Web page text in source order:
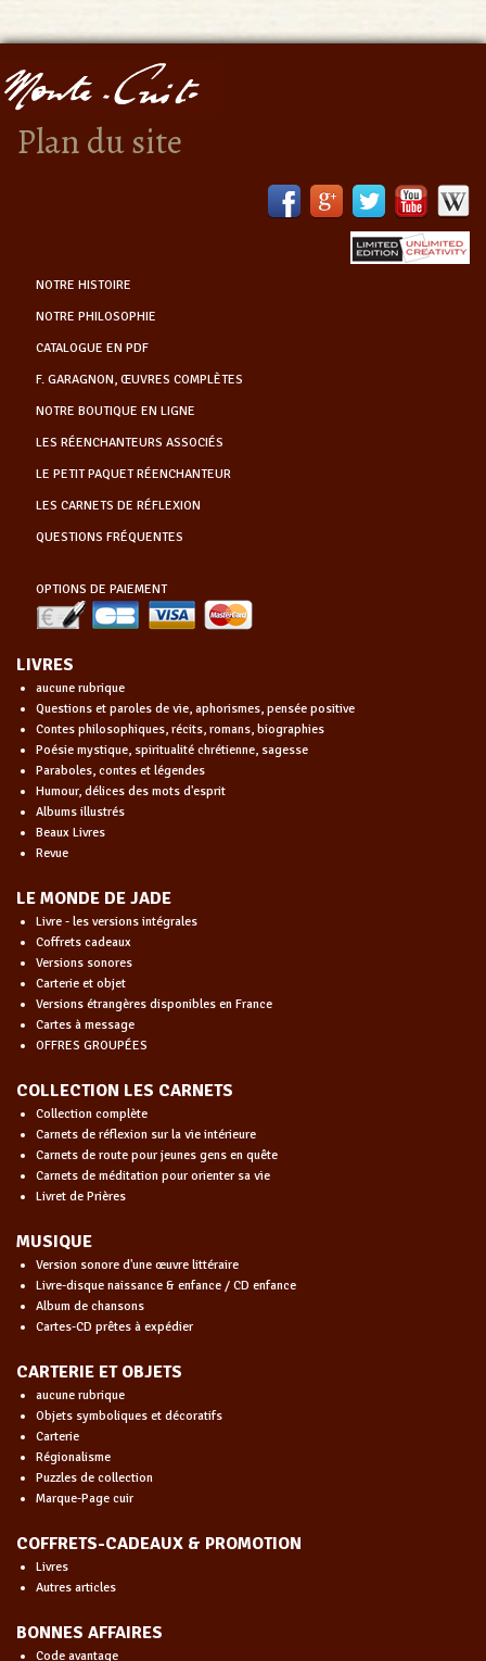
Plan du site
NOTRE HISTOIRE
NOTRE PHILOSOPHIE
CATALOGUE EN PDF
F. GARAGNON, ŒUVRES COMPLÈTES
NOTRE BOUTIQUE EN LIGNE
LES RÉENCHANTEURS ASSOCIÉS
LE PETIT PAQUET RÉENCHANTEUR
LES CARNETS DE RÉFLEXION
QUESTIONS FRÉQUENTES
OPTIONS DE PAIEMENT
LIVRES
aucune rubrique
Questions et paroles de vie, aphorismes, pensée positive
Contes philosophiques, récits, romans, biographies
Poésie mystique, spiritualité chrétienne, sagesse
Paraboles, contes et légendes
Humour, délices des mots d'esprit
Albums illustrés
Beaux Livres
Revue
LE MONDE DE JADE
Livre - les versions intégrales
Coffrets cadeaux
Versions sonores
Carterie et objet
Versions étrangères disponibles en France
Cartes à message
OFFRES GROUPÉES
COLLECTION LES CARNETS
Collection complète
Carnets de réflexion sur la vie intérieure
Carnets de route pour jeunes gens en quête
Carnets de méditation pour orienter sa vie
Livret de Prières
MUSIQUE
Version sonore d'une œuvre littéraire
Livre-disque naissance & enfance / CD enfance
Album de chansons
Cartes-CD prêtes à expédier
CARTERIE ET OBJETS
aucune rubrique
Objets symboliques et décoratifs
Carterie
Régionalisme
Puzzles de collection
Marque-Page cuir
COFFRETS-CADEAUX & PROMOTION
Livres
Autres articles
BONNES AFFAIRES
Code avantage